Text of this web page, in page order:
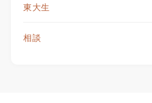
東大生
相談